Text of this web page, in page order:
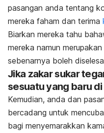
pasangan anda tentang
mereka faham dan terima
Biarkan mereka tahu
mereka namun
sebenarnya boleh
Jika zakar sukar
sesuatu yang baru
Kemudian, anda dan
bercadang untuk
bagi menyemarakkan